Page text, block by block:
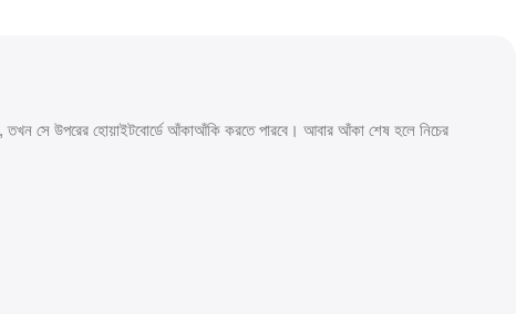
তখন সে উপরের হোয়াইটবোর্ডে আঁকাআঁকি করতে পারবে। আবার আঁকা শেষ হলে নিচের